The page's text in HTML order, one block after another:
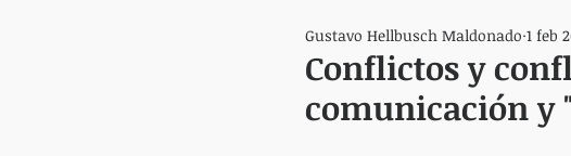
Conflictos y
comunicación y
Gustavo Hellbusch Maldonado 1 feb